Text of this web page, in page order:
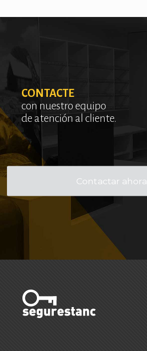
CONTACTE
con nuestro equipo
de atención al cliente.
Contactar ahora